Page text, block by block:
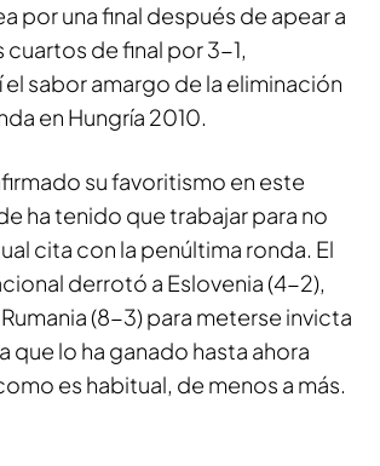
por una final después de apear a
cuartos de final por 3-1,
sabor amargo de la eliminación
en Hungría 2010.
su favoritismo en este
ha tenido que trabajar para no
cita con la penúltima ronda. El
derrotó a Eslovenia (4-2),
(8-3) para meterse invicta
que lo ha ganado hasta ahora
es habitual, de menos a más.